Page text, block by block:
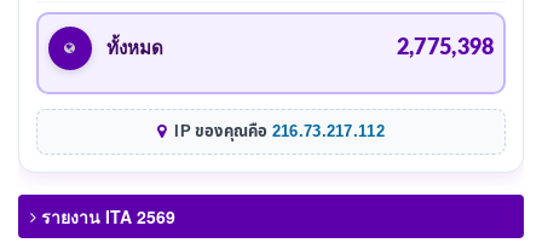
ทั้งหมด 2,775,398
IP ของคุณคือ 216.73.217.112
รายงาน ITA 2569